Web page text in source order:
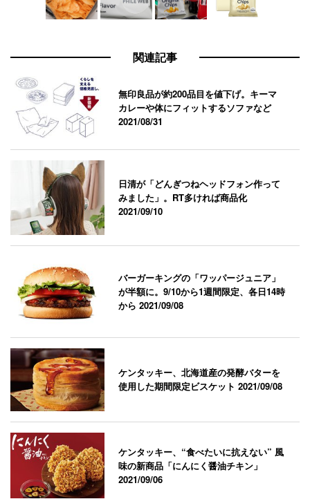
関連記事
無印良品が約200品目を値下げ。キーマ
カレーや体にフィットするソファなど
2021/08/31
日清が「どんぎつねヘッドフォン作って
みました」。RT多ければ商品化
2021/09/10
バーガーキングの「ワッパージュニア」
が半額に。9/10から1週間限定、各日14時
から2021/09/08
ケンタッキー、北海道産の発酵バターを
使用した期間限定ビスケット2021/09/08
ケンタッキー、“食べたいに抗えない” 風
味の新商品「にんにく醤油チキン」
2021/09/06